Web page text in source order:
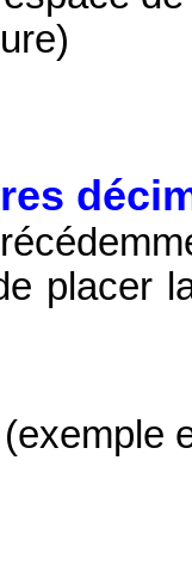
placer
(exemple